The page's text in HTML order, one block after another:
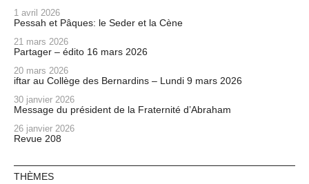
1 avril 2026
Pessah et Pâques: le Seder et la Cène
21 mars 2026
Partager – édito 16 mars 2026
20 mars 2026
iftar au Collège des Bernardins – Lundi 9 mars 2026
30 janvier 2026
Message du président de la Fraternité d’Abraham
26 janvier 2026
Revue 208
THÈMES